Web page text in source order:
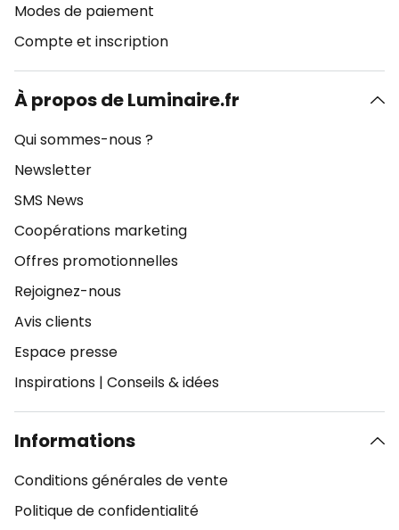
Modes de paiement
Compte et inscription
À propos de Luminaire.fr
Qui sommes-nous ?
Newsletter
SMS News
Coopérations marketing
Offres promotionnelles
Rejoignez-nous
Avis clients
Espace presse
Inspirations | Conseils & idées
Informations
Conditions générales de vente
Politique de confidentialité